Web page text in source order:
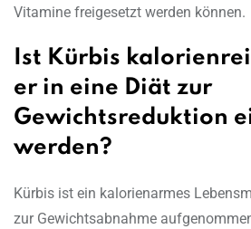
Vitamine freigesetzt werden können.
Ist Kürbis
er in eine Diät zur
Gewichtsreduktion
werden?
Kürbis ist ein kalorienarmes
zur Gewichtsabnahme